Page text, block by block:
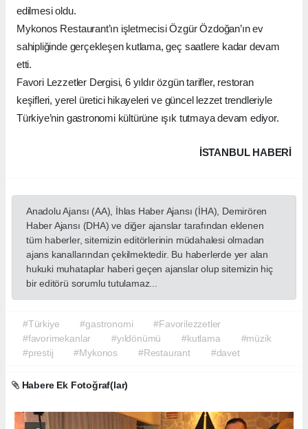
edilmesi oldu.
Mykonos Restaurant’ın işletmecisi Özgür Özdoğan’ın ev
sahipliğinde gerçekleşen kutlama, geç saatlere kadar devam
etti.
Favori Lezzetler Dergisi, 6 yıldır özgün tarifler, restoran
keşifleri, yerel üretici hikayeleri ve güncel lezzet trendleriyle
Türkiye’nin gastronomi kültürüne ışık tutmaya devam ediyor.
İSTANBUL HABERİ
Anadolu Ajansı (AA), İhlas Haber Ajansı (İHA), Demirören
Haber Ajansı (DHA) ve diğer ajanslar tarafından eklenen
tüm haberler, sitemizin editörlerinin müdahalesi olmadan
ajans kanallarından çekilmektedir. Bu haberlerde yer alan
hukuki muhataplar haberi geçen ajanslar olup sitemizin hiç
bir editörü sorumlu tutulamaz...
#Türkiye #gastronomi
#Favorilezzetler
#favorimekanlar
#yıldönümü #kutlama
#müzik
#prestij
#Mykonos #Restaurant #davet
Habere Ek Fotoğraf(lar)